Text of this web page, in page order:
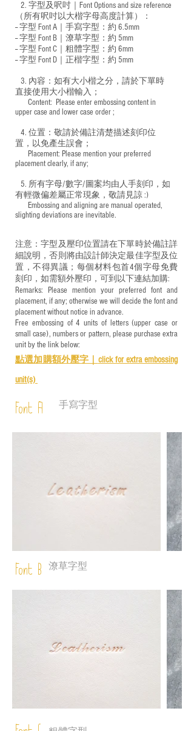
2. 字型及呎吋｜ Font Options and size reference
（所有呎吋以大楷字母高度計算）：
-- 字型 Font A｜手寫字型：約 6.5mm
-- 字型 Font B｜潦草字型： 約 5mm
-- 字型 Font C｜粗體字型：約 6mm
-- 字型 Font D｜正楷字型： 約 5mm
3. 內容：如有大小楷之分，請於下單時
直接使用大小楷輸入；
​ Content: Please enter embossing content in
upper case and lower case order ;
4. 位置：敬請於備註清楚描述刻印位
置，以免產生誤會；
​ Placement: Please mention your preferred
placement clearly, if any;
5. 所有字母/數字/圖案均由人手刻印，如
有輕微偏差屬正常現象，敬請見諒 :)
​ Embossing and aligning are manual operated,
slighting deviations are inevitable.
注意：字型及壓印位置請在下單時於備註詳
細說明，否則將由設計師決定最佳字型及位
置，不得異議；每個材料包首4個字母免費
刻印，如需額外壓印，可到以下連結加購:
Remarks: Please mention your preferred font and
placement, if any; otherwise we will decide the font and
placement without notice in advance.
Free embossing of 4 units of letters (upper case or
small case), numbers or pattern, please purchase extra
unit by the link below:
點選加購額外壓字｜ click for extra embossing
unit(s)
Font A 手寫字型
Font B 潦草字型